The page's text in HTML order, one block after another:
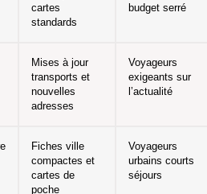
cartes
standards
budget serré
Mises à jour
transports et
nouvelles
adresses
Voyageurs
exigeants sur
l’actualité
Fiches ville
compactes et
cartes de
poche
Voyageurs
urbains courts
séjours